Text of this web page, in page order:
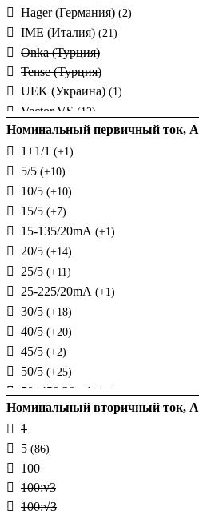
Hager (Германия) (2)
IME (Италия) (21)
Onka (Турция)
Tense (Турция)
UEK (Украина) (1)
Vector VS (12)
Volter (Украина)
Мегомметр (Украина)
Новатек-Электро (Украина)
Номинальный первичный ток, А
1+1/1 (+1)
5/5 (+10)
10/5 (+10)
15/5 (+7)
15-135/20mА (+1)
20/5 (+14)
25/5 (+11)
25-225/20mА (+1)
30/5 (+18)
40/5 (+20)
45/5 (+2)
50/5 (+25)
50–450/20mА (+1)
60/5(+27)
75/5
80/1(+9)
80/5
90/5(+1)
Номинальный вторичный ток, А
1
5 (86)
100
100:v3
100:√3